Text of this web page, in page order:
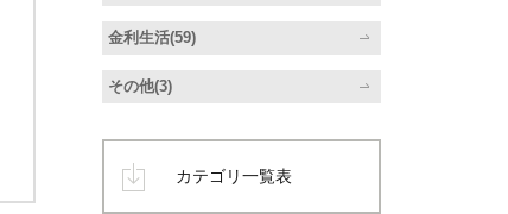
金利生活(59)
その他(3)
カテゴリ一覧表